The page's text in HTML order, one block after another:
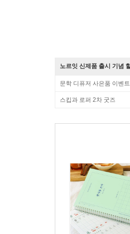
문학 디퓨저 사은품 이벤트
스킵과 로퍼 2차 굿즈